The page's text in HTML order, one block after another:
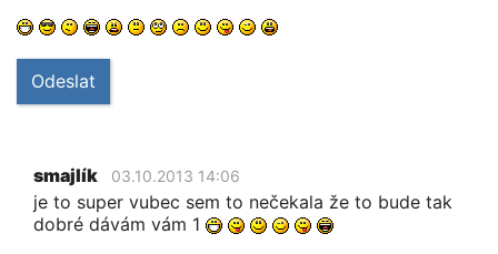
Odeslat
smajlík 03.10.2013 14:06
je to super vubec sem to nečekala že to bude tak
dobré dávám vám 1